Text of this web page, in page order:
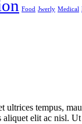
Food Jwerly Medical
ultrices tempus,
aliquet elit ac nisl.